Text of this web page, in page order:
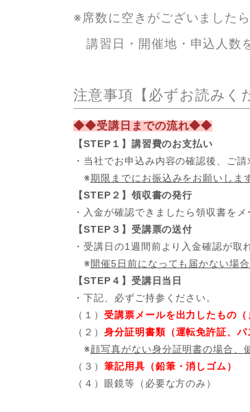
※席数に空きがございました
講習日・開催地・申込人数
注意事項【必ずお読みく
◆◆受講日までの流れ◆◆
【STEP１】講習費のお支払い
・当社でお申込み内容の確認後、ご
※期限までにお振込みをお願いしま
【STEP２】領収書の発行
・入金が確認できましたら領収書を
【STEP３】受講票の送付
・受講日の1週間前より入金確認が取
※開催5日前になっても届かない場
【STEP４】受講日当日
・下記、必ずご持参ください。
（１） 受講票メールを出力したもの（
（２） 身分証明書類（運転免許証、パ
※顔写真がない身分証明書の場合、
（３） 筆記用具（鉛筆・消しゴム）
（４）眼鏡等（必要な方のみ）